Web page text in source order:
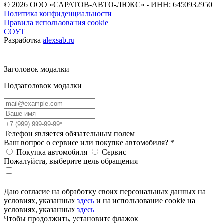
© 2026 ООО «САРАТОВ-АВТО-ЛЮКС» - ИНН: 6450932950
Политика конфиденциальности
Правила использования cookie
СОУТ
Разработка alexsab.ru
Заголовок модалки
Подзаголовок модалки
Телефон является обязательным полем
Ваш вопрос о сервисе или покупке автомобиля? *
Покупка автомобиля
Сервис
Пожалуйста, выберите цель обращения
Даю согласие на обработку своих персональных данных на
условиях, указанных здесь и на использование cookie на
условиях, указанных здесь
Чтобы продолжить, установите флажок